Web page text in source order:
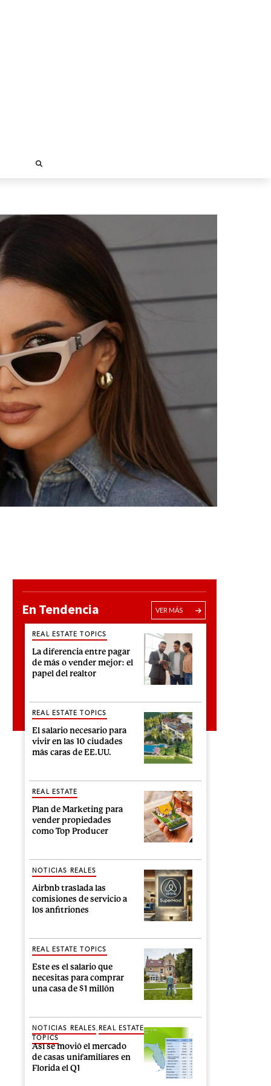
En Tendencia VER MÁS
La diferencia entre pagar
de más o vender mejor: el
papel del realtor
REAL ESTATE TOPICS
El salario necesario para
vivir en las 10 ciudades
más caras de EE.UU.
REAL ESTATE TOPICS
Plan de Marketing para
vender propiedades
como Top Producer
REAL ESTATE
Airbnb traslada las
comisiones de servicio a
los anfitriones
NOTICIAS REALES
Este es el salario que
necesitas para comprar
una casa de $1 millón
REAL ESTATE TOPICS
Así se movió el mercado
de casas unifamiliares en
Florida el Q1
NOTICIAS REALES
REAL ESTATE
TOPICS